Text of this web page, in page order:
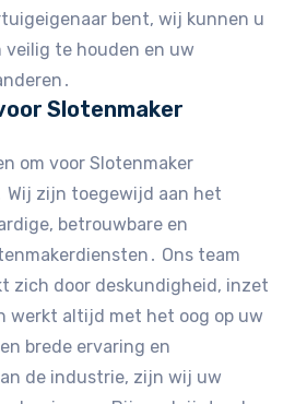
bent, wij kunnen u
veilig te houden en uw
Slotenmaker
om voor Slotenmaker
Wij zijn toegewijd aan het
betrouwbare en
Ons team
zich door deskundigheid, inzet
werkt altijd met het oog op uw
brede ervaring en
de industrie, zijn wij uw